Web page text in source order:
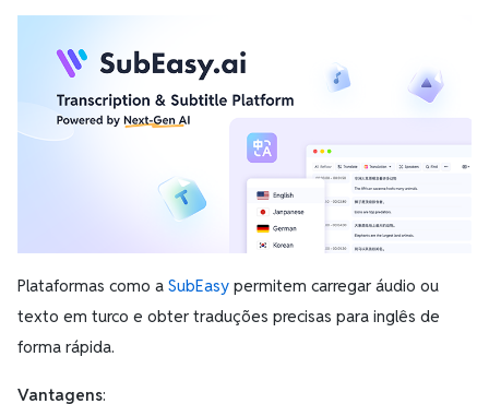
Plataformas como a SubEasy permitem carregar áudio ou
texto em turco e obter traduções precisas para inglês de
forma rápida.
Vantagens: